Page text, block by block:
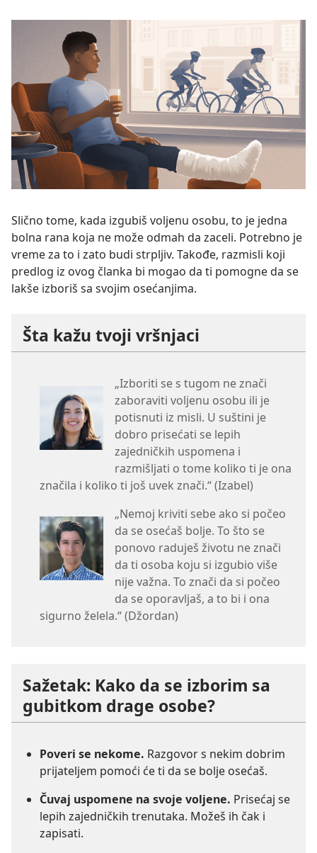
Slično tome, kada izgubiš voljenu osobu, to je jedna
bolna rana koja ne može odmah da zaceli. Potrebno je
vreme za to i zato budi strpljiv. Takođe, razmisli koji
predlog iz ovog članka bi mogao da ti pomogne da se
lakše izboriš sa svojim osećanjima.
Šta kažu tvoji vršnjaci
„Izboriti se s tugom ne znači
zaboraviti voljenu osobu ili je
potisnuti iz misli. U suštini je
dobro prisećati se lepih
zajedničkih uspomena i
razmišljati o tome koliko ti je ona
značila i koliko ti još uvek znači.“ (Izabel)
„Nemoj kriviti sebe ako si počeo
da se osećaš bolje. To što se
ponovo raduješ životu ne znači
da ti osoba koju si izgubio više
nije važna. To znači da si počeo
da se oporavljaš, a to bi i ona
sigurno želela.“ (Džordan)
Sažetak: Kako da se izborim sa
gubitkom drage osobe?
Poveri se nekome. Razgovor s nekim dobrim
prijateljem pomoći će ti da se bolje osećaš.
Čuvaj uspomene na svoje voljene. Prisećaj se
lepih zajedničkih trenutaka. Možeš ih čak i
zapisati.